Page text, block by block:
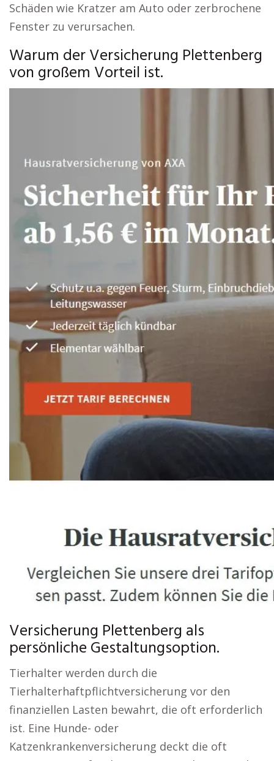
Schäden wie Kratzer am Auto oder zerbrochene
Fenster zu verursachen.
Warum der Versicherung Plettenberg
von großem Vorteil ist.
Versicherung Plettenberg als
persönliche Gestaltungsoption.
Tierhalter werden durch die
Tierhalterhaftpflichtversicherung vor den
finanziellen Lasten bewahrt, die oft erforderlich
ist. Eine Hunde- oder
Katzenkrankenversicherung deckt die oft